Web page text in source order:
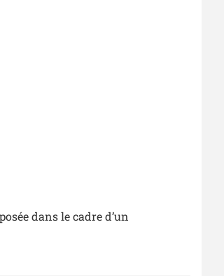
dans le cadre d’un